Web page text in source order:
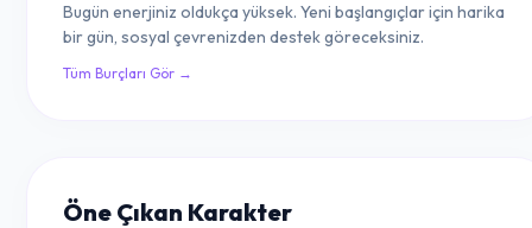
Bugün enerjiniz oldukça yüksek. Yeni başlangıçlar için harika
bir gün, sosyal çevrenizden destek göreceksiniz.
Tüm Burçları Gör →
Öne Çıkan Karakter